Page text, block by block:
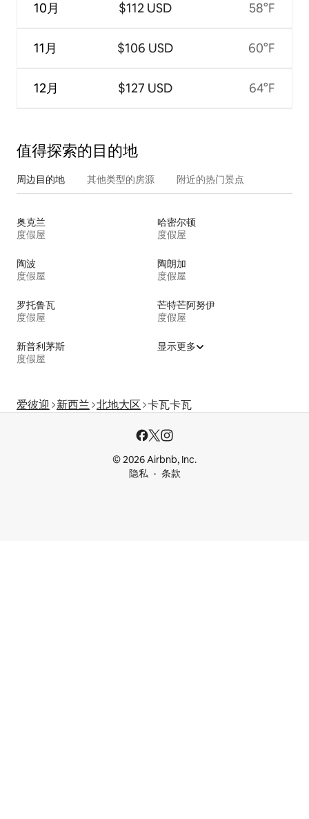
10月
11月
12月
$112 USD
$106 USD
$127 USD
58°F
60°F
64°F
值得探索的目的地
周边目的地 其他类型的房源 附近的热门景点
奥克兰
度假屋
哈密尔顿
度假屋
陶波
度假屋
陶朗加
度假屋
罗托鲁瓦
度假屋
芒特芒阿努伊
度假屋
新普利茅斯
度假屋
显示更多
爱彼迎 新西兰 北地大区 卡瓦卡瓦
© 2026 Airbnb, Inc.
隐私
条款